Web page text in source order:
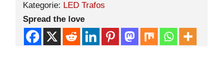
Kategorie: LED Trafos
Spread the love